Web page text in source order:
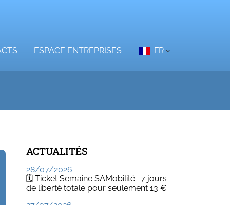
ESPACE ENTREPRISES FR
ACTUALITÉS
28/07/2026
🗓️ Ticket Semaine SAMobilité : 7 jours
de liberté totale pour seulement 13 €